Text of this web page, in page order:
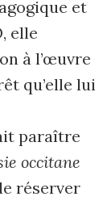
et
elle
à l’œuvre
qu’elle lui
paraître
occitane
réserver